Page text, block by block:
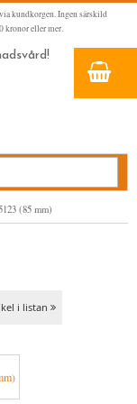
kundkorgen. Ingen särskild
kronor eller mer.
(85 mm)
i listan